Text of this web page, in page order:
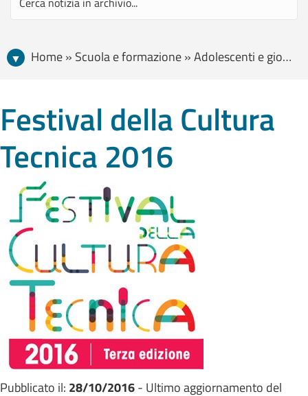
Home » Scuola e formazione » Adolescenti e giovani » Festival della Cultura Tecnica 2016
Festival della Cultura
Tecnica 2016
Pubblicato il: 28/10/2016- Ultimo aggiornamento del